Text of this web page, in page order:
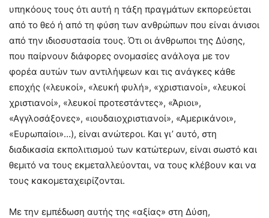
υπηκόους τους ότι αυτή η τάξη πραγμάτων εκπορεύεται
από το θεό ή από τη φύση των ανθρώπων που είναι άνισοι
από την ιδιοσυστασία τους. Ότι οι άνθρωποι της Δύσης,
που παίρνουν διάφορες ονομασίες ανάλογα με τον
φορέα αυτών των αντιλήψεων και τις ανάγκες κάθε
εποχής («λευκοί», «λευκή φυλή», «χριστιανοί», «λευκοί
χριστιανοί», «λευκοί προτεστάντες», «Άριοι»,
«Αγγλοσάξονες», «ιουδαιοχριστιανοί», «Αμερικάνοι»,
«Ευρωπαίοι»…), είναι ανώτεροι. Και γι’ αυτό, στη
διαδικασία εκπολιτισμού των κατώτερων, είναι σωστό και
θεμιτό να τους εκμεταλλεύονται, να τους κλέβουν και να
τους κακομεταχειρίζονται.
Με την εμπέδωση αυτής της «αξίας» στη Δύση,